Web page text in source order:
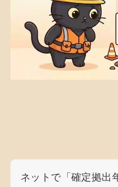
ネットで「確定拠出